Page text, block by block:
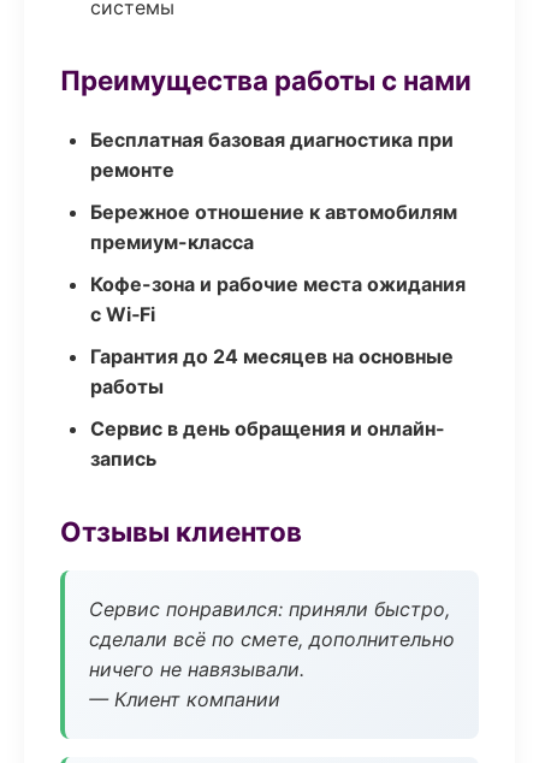
системы
Преимущества работы с нами
Бесплатная базовая диагностика при
ремонте
Бережное отношение к автомобилям
премиум-класса
Кофе-зона и рабочие места ожидания
с Wi‑Fi
Гарантия до 24 месяцев на основные
работы
Сервис в день обращения и онлайн-
запись
Отзывы клиентов
Сервис понравился: приняли быстро,
сделали всё по смете, дополнительно
ничего не навязывали.
— Клиент компании